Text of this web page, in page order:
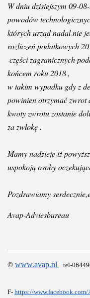
W dniu dzisiejszym 09-
powodów
których urząd nadal nie
rozliczeń podatkowych
części zagranicznych
końcem roku 2018 ,
w takim wypadku gdy z
powinien otrzymać zwrot
kwoty zwrotu zostanie
za zwłokę .
Mamy nadzieje iż
uspokoją osoby
Pozdrawiamy
Avap-Adviesbureau
© www.avap.nl tel-
F- https://www.facebook.com/